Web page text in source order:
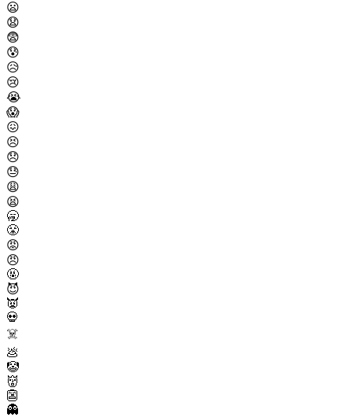
😦
😧
😨
😰
😥
😢
😭
😱
😖
😣
😞
😓
😩
😫
🥱
😤
😡
😠
🤬
😈
👿
💀
☠️
💩
🤡
👹
👺
👻